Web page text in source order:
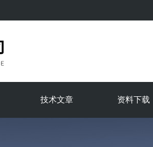
技术文章 资料下载